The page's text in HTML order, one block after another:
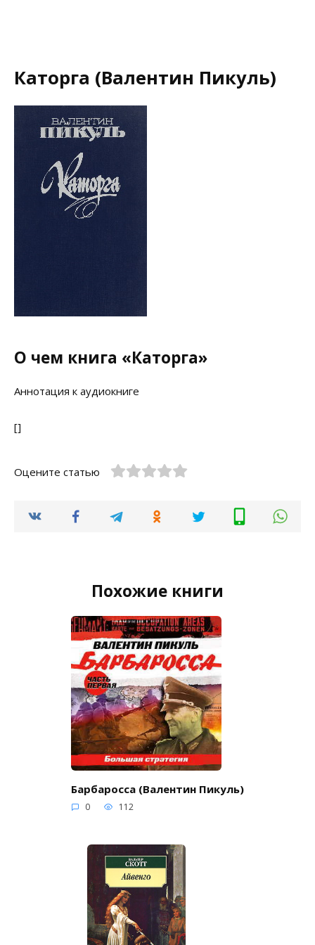
Каторга (Валентин Пикуль)
О чем книга «Каторга»
Аннотация к аудиокниге
[]
Оцените статью
Похожие книги
Барбаросса (Валентин Пикуль)
0 112